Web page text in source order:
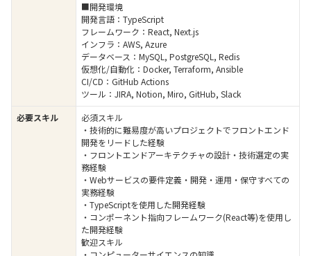
■開発環境
開発言語：TypeScript
フレームワーク：React, Next.js
インフラ：AWS, Azure
データベース：MySQL, PostgreSQL, Redis
仮想化/自動化：Docker, Terraform, Ansible
CI/CD：GitHub Actions
ツール：JIRA, Notion, Miro, GitHub, Slack
必要スキル
必須スキル
・技術的に難易度が高いプロジェクトでフロントエンド
開発をリードした経験
・フロントエンドアーキテクチャの設計・技術選定の実
務経験
・Webサービスの要件定義・開発・運用・保守すべての
実務経験
・TypeScriptを使用した開発経験
・コンポーネント指向フレームワーク(React等)を使用し
た開発経験
歓迎スキル